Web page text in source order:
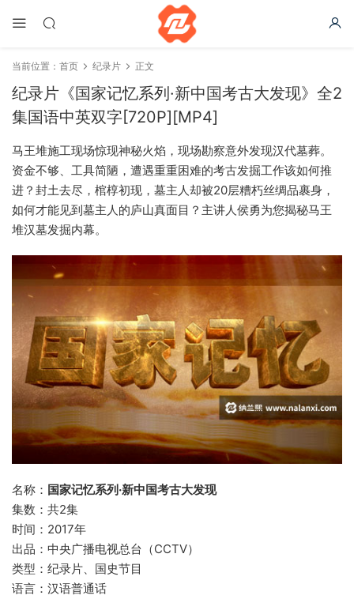
当前位置： 首页 纪录片 正文
纪录片《国家记忆系列·新中国考古大发现》全2
集国语中英双字[720P][MP4]
马王堆施工现场惊现神秘火焰，现场勘察意外发现汉代墓葬。
资金不够、工具简陋，遭遇重重困难的考古发掘工作该如何推
进？封土去尽，棺椁初现，墓主人却被20层糟朽丝绸品裹身，
如何才能见到墓主人的庐山真面目？主讲人侯勇为您揭秘马王
堆汉墓发掘内幕。
名称： 国家记忆系列·新中国考古大发现
集数：共2集
时间：2017年
出品：中央广播电视总台（CCTV）
类型：纪录片、国史节目
语言：汉语普通话